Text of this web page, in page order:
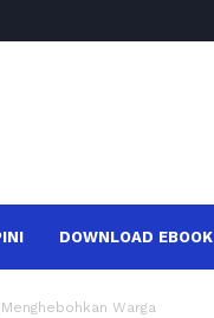
DOWNLOAD EBOOK
Warga